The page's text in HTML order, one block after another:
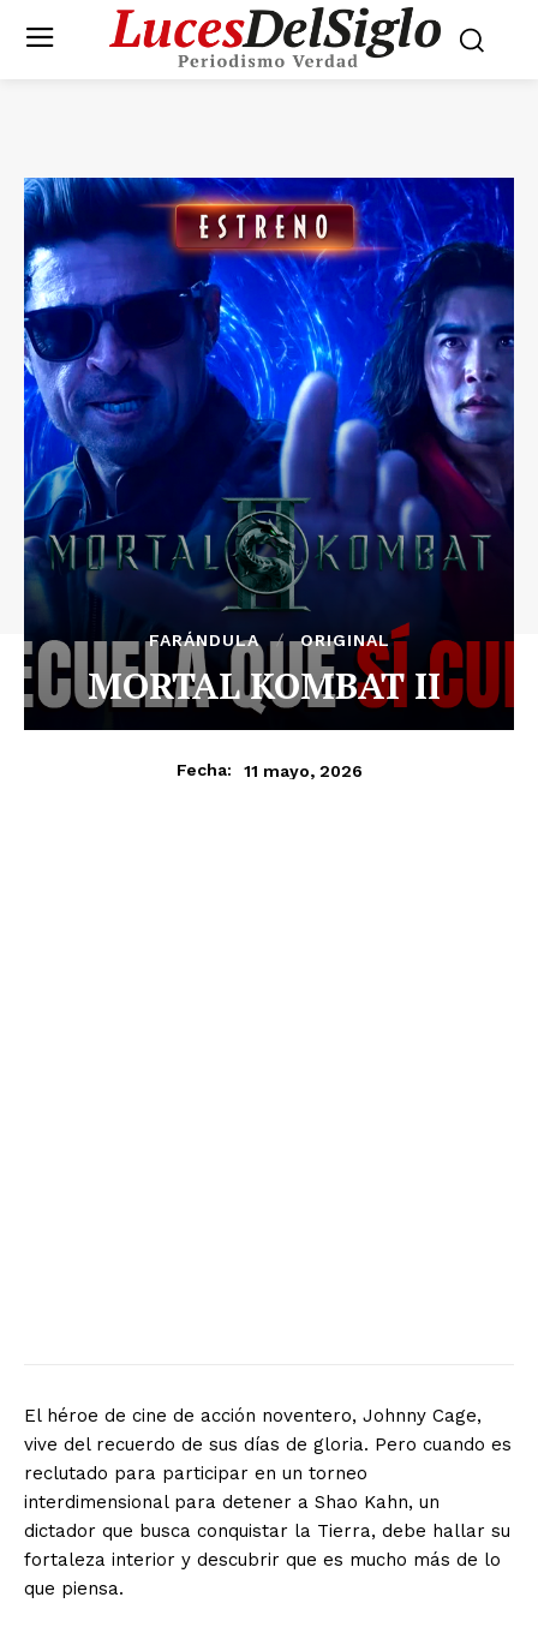
FARÁNDULA ORIGINAL
MORTAL KOMBAT II
Fecha: 11 mayo, 2026
El héroe de cine de acción noventero, Johnny Cage,
vive del recuerdo de sus días de gloria. Pero cuando es
reclutado para participar en un torneo
interdimensional para detener a Shao Kahn, un
dictador que busca conquistar la Tierra, debe hallar su
fortaleza interior y descubrir que es mucho más de lo
que piensa.